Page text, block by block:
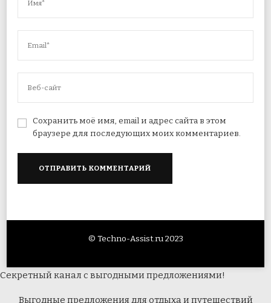
Сохранить моё имя, email и адрес сайта в этом
браузере для последующих моих комментариев.
© Techno-Assist.ru 2023
Секретный канал с выгодными предложениями!
Выгодные предложения для отдыха и путешествий